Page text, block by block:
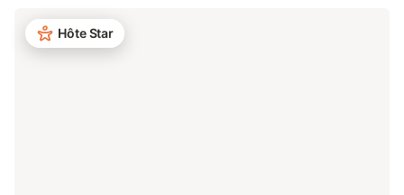
Hôte Star